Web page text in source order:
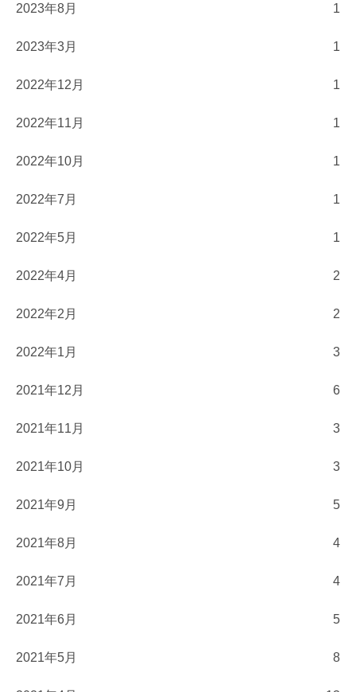
2023年8月 1
2023年3月 1
2022年12月 1
2022年11月 1
2022年10月 1
2022年7月 1
2022年5月 1
2022年4月 2
2022年2月 2
2022年1月 3
2021年12月 6
2021年11月 3
2021年10月 3
2021年9月 5
2021年8月 4
2021年7月 4
2021年6月 5
2021年5月 8